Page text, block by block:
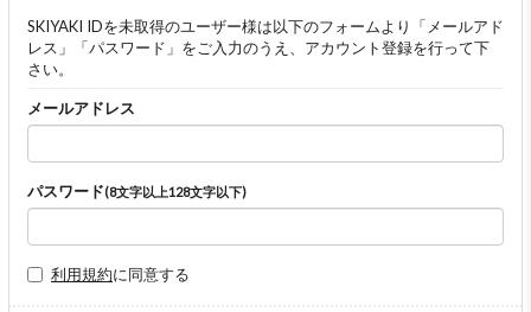
SKIYAKI IDを未取得のユーザー様は以下のフォームより「メールアド
レス」「パスワード」をご入力のうえ、アカウント登録を行って下
さい。
メールアドレス
パスワード(8文字以上128文字以下)
利用規約に同意する